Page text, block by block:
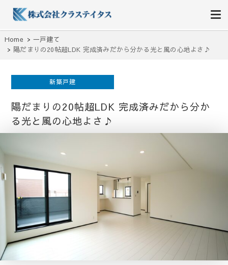
株式会社クラステイタス
地域のコミュニティーを大切にする企業
Home
一戸建て
陽だまりの20帖超LDK 完成済みだから分かる光と風の心地よさ♪
新築戸建
陽だまりの20帖超LDK 完成済みだから分か
る光と風の心地よさ♪